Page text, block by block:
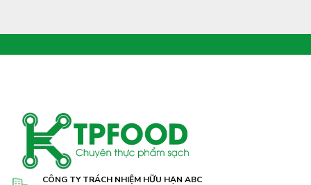
CÔNG TY TRÁCH NHIỆM HỮU HẠN ABC